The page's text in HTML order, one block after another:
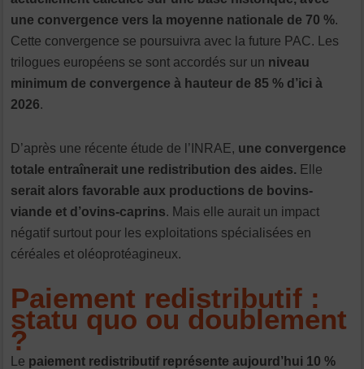
une convergence vers la moyenne nationale de 70 %.
Cette convergence se poursuivra avec la future PAC. Les
trilogues européens se sont accordés sur un niveau
minimum de convergence à hauteur de 85 % d’ici à
2026.
D’après une récente étude de l’INRAE, une convergence
totale entraînerait une redistribution des aides. Elle
serait alors favorable aux productions de bovins-
viande et d’ovins-caprins. Mais elle aurait un impact
négatif surtout pour les exploitations spécialisées en
céréales et oléoprotéagineux.
Paiement redistributif :
statu quo ou doublement
?
Le paiement redistributif représente aujourd’hui 10 %